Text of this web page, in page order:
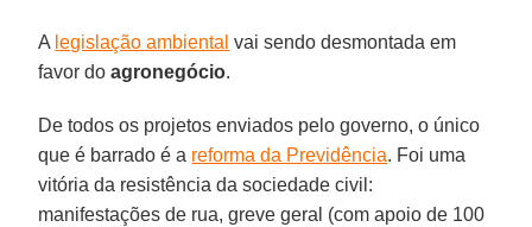
A legislação ambiental vai sendo desmontada em
favor doagronegócio.
De todos os projetos enviados pelo governo, o único
que é barrado é a reforma da Previdência. Foi uma
vitória da resistência da sociedade civil:
manifestações de rua, greve geral (com apoio de 100